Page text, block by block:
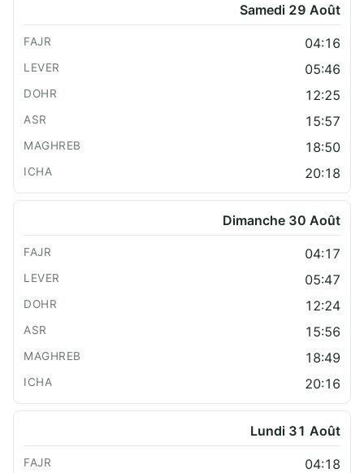
Samedi 29 Août
04:16
05:46
12:25
15:57
18:50
20:18
Dimanche 30 Août
04:17
05:47
12:24
15:56
18:49
20:16
Lundi 31 Août
04:18